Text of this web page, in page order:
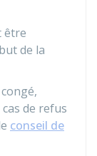
être
de la
de refus
conseil de